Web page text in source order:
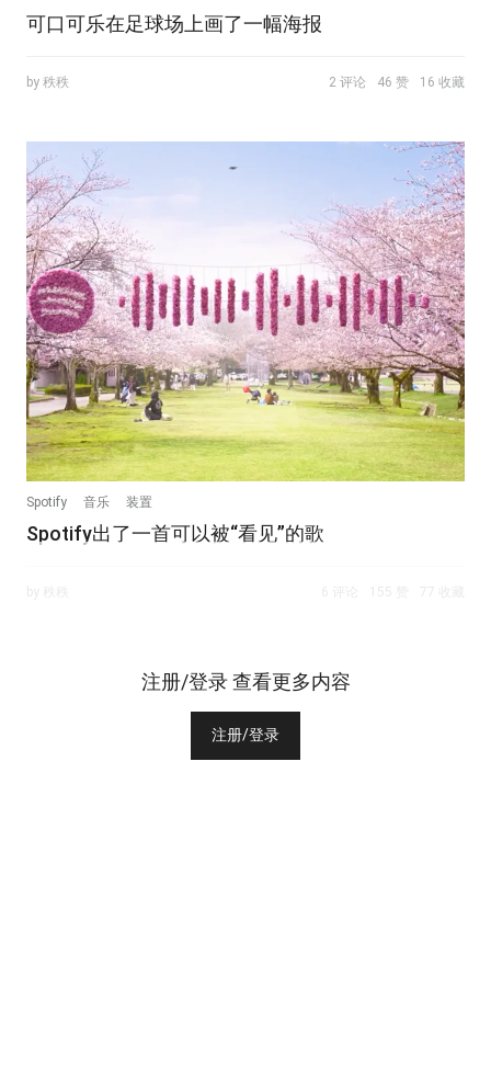
可口可乐在足球场上画了一幅海报
by 秩秩 2 评论 46 赞 16 收藏
Spotify 音乐 装置
Spotify出了一首可以被“看见”的歌
注册/登录 查看更多内容
注册/登录